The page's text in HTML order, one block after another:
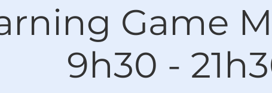
Game
9h30 -